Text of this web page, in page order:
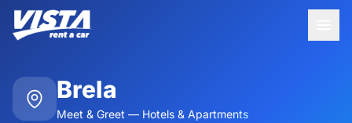
Brela
Meet & Greet — Hotels & Apartments